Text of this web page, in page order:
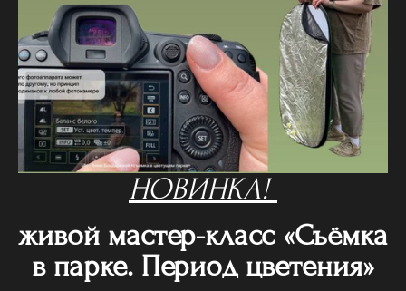
НОВИНКА!
живой мастер-класс «Съёмка
в парке. Период цветения»